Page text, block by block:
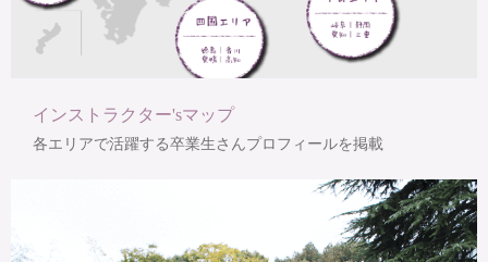
インストラクター'sマップ
各エリアで活躍する卒業生さんプロフィールを掲載